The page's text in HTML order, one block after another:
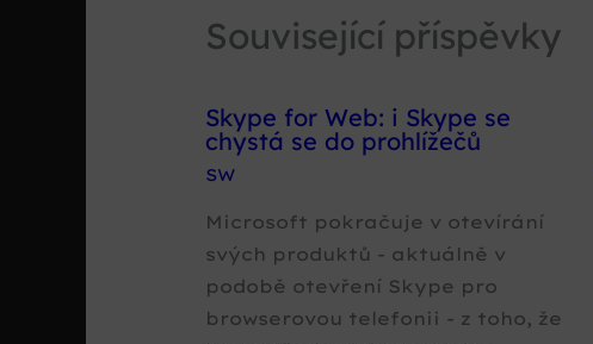
Související příspěvky
Skype for Web: i Skype se
chystá se do prohlížečů
SW
Microsoft pokračuje v otevírání
svých produktů - aktuálně v
podobě otevření Skype pro
browserovou telefonii - z toho, že